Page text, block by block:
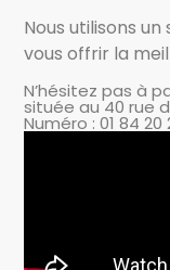
Nous utilisons
vous offrir la
N’hésitez pas à
située au 40 rue
Numéro : 01 84 20